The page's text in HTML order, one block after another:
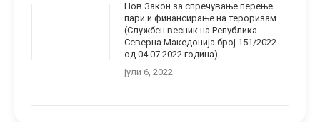
Нов Закон за спречување перење
пари и финансирање на тероризам
(Службен весник на Република
Северна Македонија број 151/2022
од 04.07.2022 година)
јули 6, 2022